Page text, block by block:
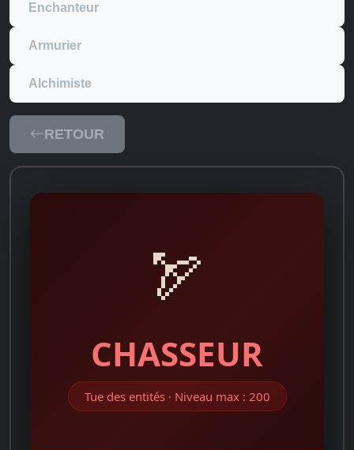
Enchanteur
Armurier
Alchimiste
RETOUR
🏹
CHASSEUR
Tue des entités · Niveau max : 200